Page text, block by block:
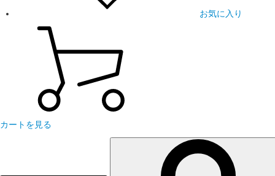
お気に入り
カートを見る